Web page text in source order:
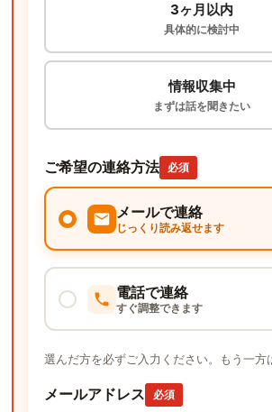
3ヶ月以内
具体的に検討中
情報収集中
まずは話を聞きたい
ご希望の連絡方法 必須
メールで連絡
じっくり読み返せます
電話で連絡
すぐ調整できます
選んだ方を必ずご入力ください。もう一方
メールアドレス 必須